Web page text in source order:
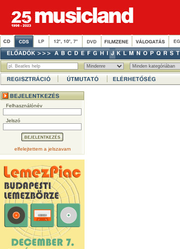
Felhasználónév
Jelszó
elfelejtettem a jelszavam